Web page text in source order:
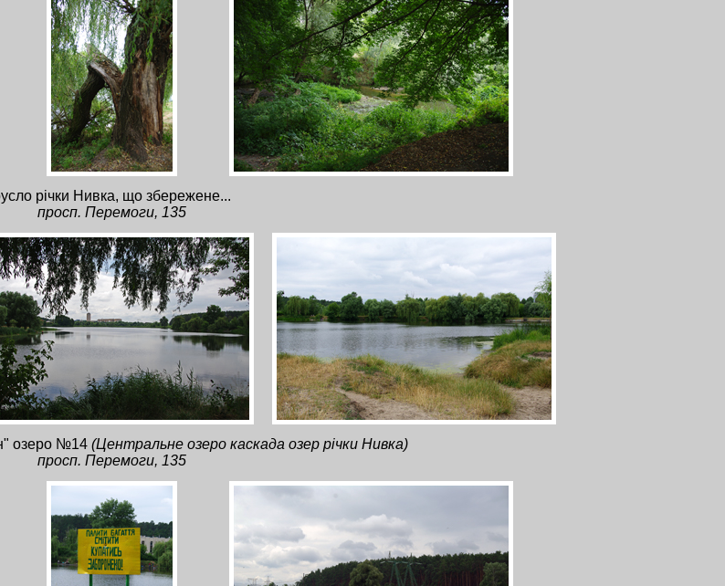
річки Нивка, що збережене...
просп. Перемоги, 135
озеро №14 (Центральне озеро каскада озер річки Нивка)
просп. Перемоги, 135